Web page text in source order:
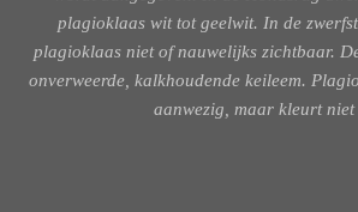
plagioklaas wit tot geelwit. In de
plagioklaas niet of nauwelijks zichtbaar.
onverweerde, kalkhoudende keileem.
aanwezig, maar kleurt niet